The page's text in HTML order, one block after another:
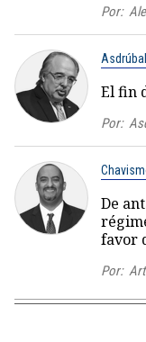
Por:
El fin
Por:
De
favor
Por: